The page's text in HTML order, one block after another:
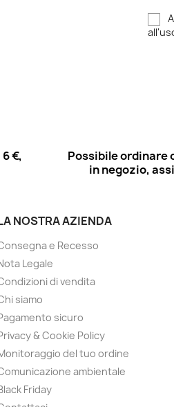
€,
Possibile ordinare
in negozio,
NOSTRA AZIENDA
e Recesso
Legale
di vendita
siamo
sicuro
& Cookie Policy
del tuo ordine
ambientale
Friday